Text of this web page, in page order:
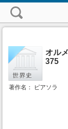
オル
375
著作名： ピアソラ